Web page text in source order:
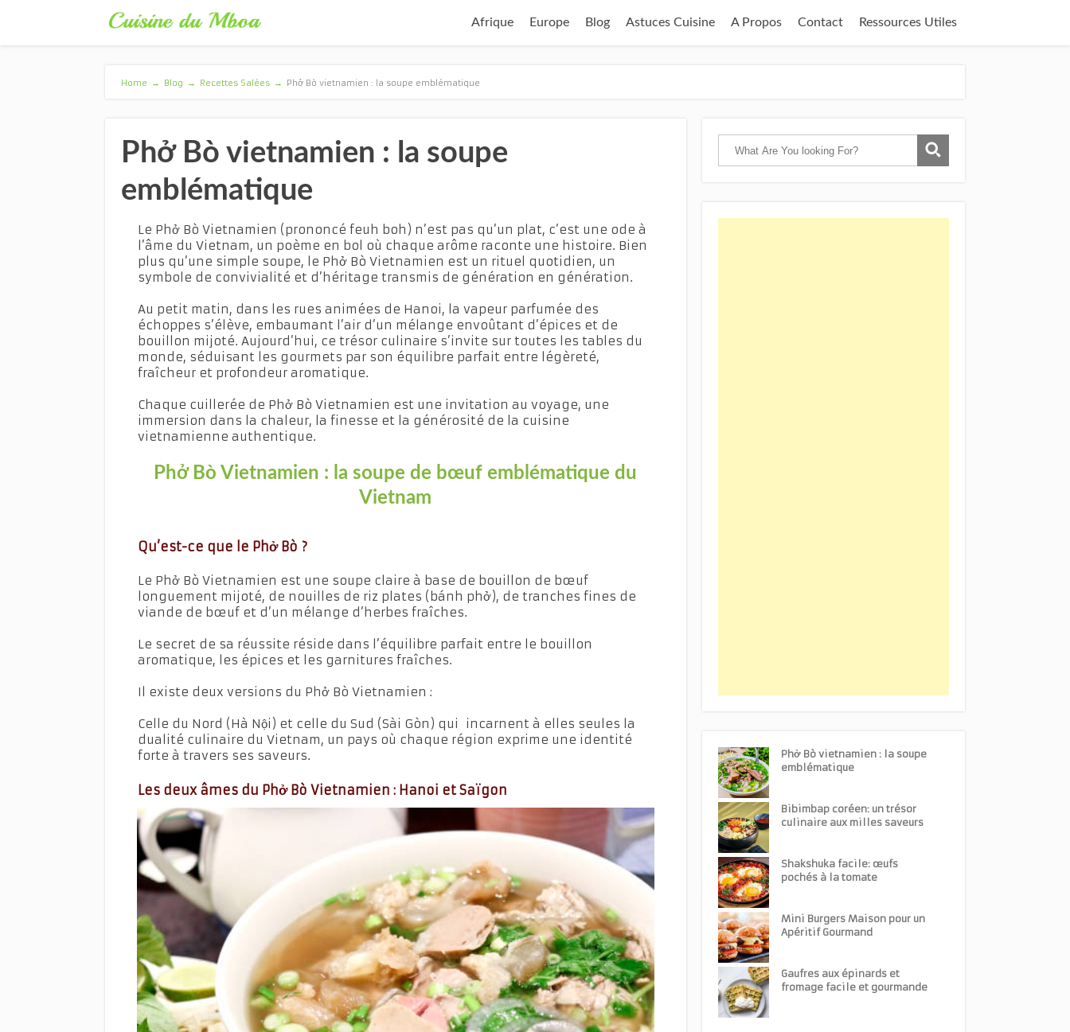
Afrique Europe Blog Astuces Cuisine A Propos Contact Ressources Utiles
Home → Blog → Recettes Salées → Phở Bò vietnamien : la soupe emblématique
Phở Bò vietnamien : la soupe
emblématique
Le Phở Bò Vietnamien (prononcé feuh boh) n’est pas qu’un plat, c’est une ode à
l’âme du Vietnam, un poème en bol où chaque arôme raconte une histoire. Bien
plus qu’une simple soupe, le Phở Bò Vietnamien est un rituel quotidien, un
symbole de convivialité et d’héritage transmis de génération en génération.
Au petit matin, dans les rues animées de Hanoi, la vapeur parfumée des
échoppes s’élève, embaumant l’air d’un mélange envoûtant d’épices et de
bouillon mijoté. Aujourd’hui, ce trésor culinaire s’invite sur toutes les tables du
monde, séduisant les gourmets par son équilibre parfait entre légèreté,
fraîcheur et profondeur aromatique.
Chaque cuillerée de Phở Bò Vietnamien est une invitation au voyage, une
immersion dans la chaleur, la finesse et la générosité de la cuisine
vietnamienne authentique.
Phở Bò Vietnamien : la soupe de bœuf emblématique du
Vietnam
Qu’est-ce que le Phở Bò ?
Le Phở Bò Vietnamien est une soupe claire à base de bouillon de bœuf
longuement mijoté, de nouilles de riz plates (bánh phở), de tranches fines de
viande de bœuf et d’un mélange d’herbes fraîches.
Le secret de sa réussite réside dans l’équilibre parfait entre le bouillon
aromatique, les épices et les garnitures fraîches.
Il existe deux versions du Phở Bò Vietnamien :
Celle du Nord (Hà Nội) et celle du Sud (Sài Gòn) qui incarnent à elles seules la
dualité culinaire du Vietnam, un pays où chaque région exprime une identité
forte à travers ses saveurs.
Les deux âmes du Phở Bò Vietnamien : Hanoi et Saïgon
Phở Bò vietnamien : la soupe
emblématique
Bibimbap coréen: un trésor
culinaire aux milles saveurs
Shakshuka facile: œufs
pochés à la tomate
Mini Burgers Maison pour un
Apéritif Gourmand
Gaufres aux épinards et
fromage facile et gourmande